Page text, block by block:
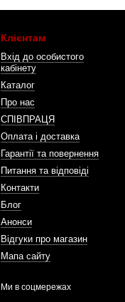
Клієнтам
Вхід до особистого
кабінету
Каталог
Про нас
СПІВПРАЦЯ
Оплата і доставка
Гарантії та повернення
Питання та відповіді
Контакти
Блог
Анонси
Відгуки про магазин
Мапа сайту
Ми в соцмережах